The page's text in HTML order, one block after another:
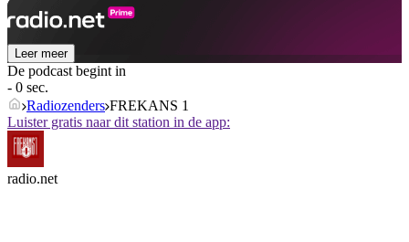
Leer meer
De podcast begint in
- 0 sec.
Radiozenders FREKANS 1
Luister gratis naar dit station in de app:
radio.net